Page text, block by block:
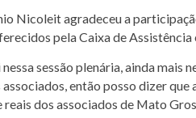
Nicoleit agradeceu a
pela Caixa de
sessão plenária, ainda mais
então posso dizer
dos associados de Mato